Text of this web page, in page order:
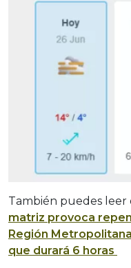
También puedes leer
matriz provoca
Región
que durará 6 horas